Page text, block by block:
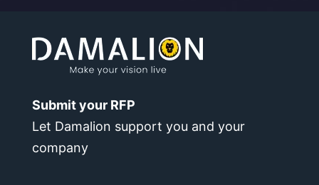
Submit your RFP
Let Damalion support you and your
company